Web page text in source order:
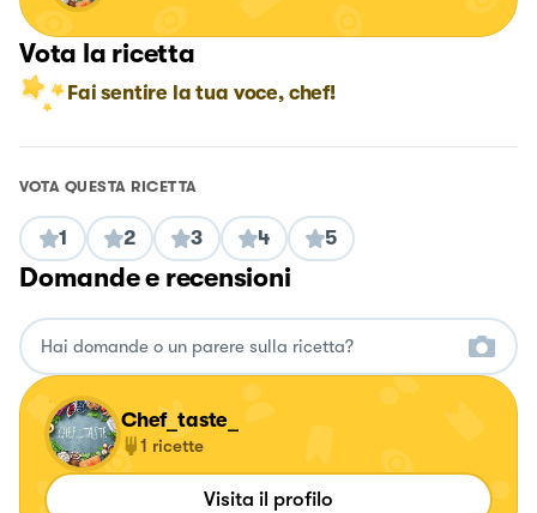
Vota la ricetta
Fai sentire la tua voce, chef!
VOTA QUESTA RICETTA
1 2 3 4 5
Domande e recensioni
Chef_taste_
1 ricette
Visita il profilo